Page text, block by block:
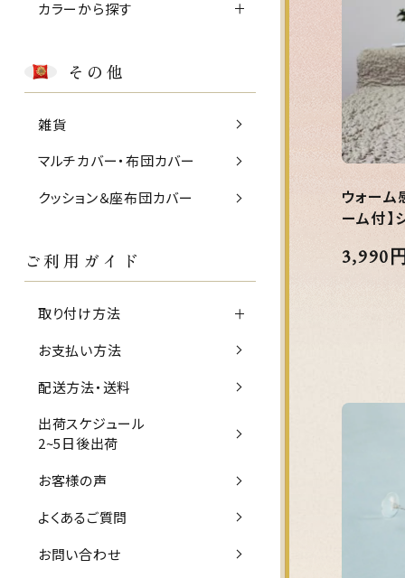
ウォーム
ーム付】
3,990
カラーから探す
その他
雑貨
マルチカバー・布団カバー
クッション＆座布団カバー
ご利用ガイド
取り付け方法
お支払い方法
配送方法・送料
出荷スケジュール
2~5日後出荷
お客様の声
よくあるご質問
お問い合わせ